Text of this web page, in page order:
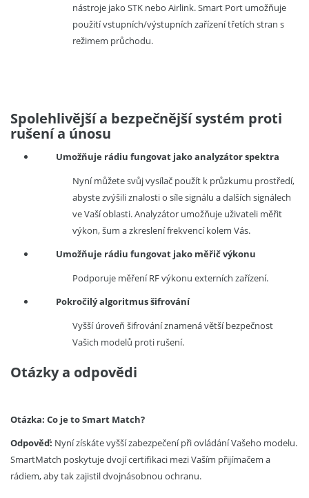
nástroje jako STK nebo Airlink. Smart Port umožňuje
použití vstupních/výstupních zařízení třetích stran s
režimem průchodu.
Spolehlivější a bezpečnější systém proti
rušení a únosu
Umožňuje rádiu fungovat jako analyzátor spektra
Nyní můžete svůj vysílač použít k průzkumu prostředí,
abyste zvýšili znalosti o síle signálu a dalších signálech
ve Vaší oblasti. Analyzátor umožňuje uživateli měřit
výkon, šum a zkreslení frekvencí kolem Vás.
Umožňuje rádiu fungovat jako měřič výkonu
Podporuje měření RF výkonu externích zařízení.
Pokročilý algoritmus šifrování
Vyšší úroveň šifrování znamená větší bezpečnost
Vašich modelů proti rušení.
Otázky a odpovědi
Otázka: Co je to Smart Match?
Odpověď: Nyní získáte vyšší zabezpečení při ovládání Vašeho modelu.
SmartMatch poskytuje dvojí certifikaci mezi Vaším přijímačem a
rádiem, aby tak zajistil dvojnásobnou ochranu.